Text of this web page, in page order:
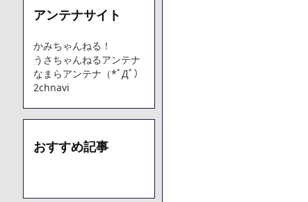
Powered by livedoor 相互RSS
アンテナサイト
かみちゃんねる！
うさちゃんねるアンテナ
なまらアンテナ（*ﾟДﾟ）
2chnavi
おすすめ記事